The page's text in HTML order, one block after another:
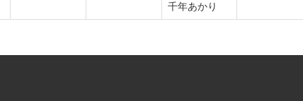
千年あかり